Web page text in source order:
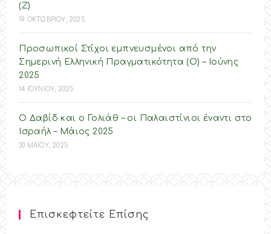
(Ζ)
19 ΟΚΤΩΒΡΙΟΥ, 2025
Προσωπικοί Στίχοι εμπνευσμένοι από την
Σημερινή Ελληνική Πραγματικότητα (O) – Ιούνης
2025
14 ΙΟΥΝΙΟΥ, 2025
Ο Δαβίδ και ο Γολιάθ – οι Παλαιστίνιοι έναντι στο
Ισραήλ – Mάιος 2025
30 ΜΑΪΟΥ, 2025
Επισκεφτείτε Επίσης